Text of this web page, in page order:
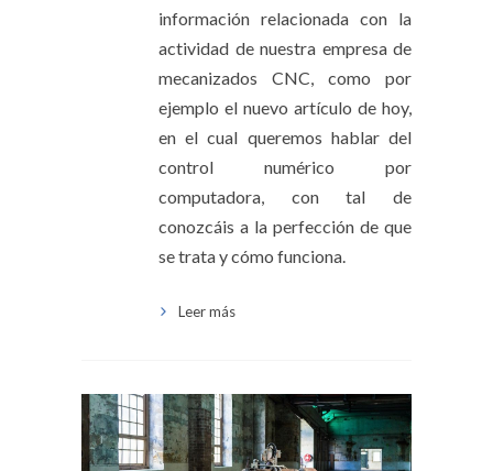
información relacionada con la
actividad de nuestra empresa de
mecanizados CNC, como por
ejemplo el nuevo artículo de hoy,
en el cual queremos hablar del
control numérico por
computadora, con tal de
conozcáis a la perfección de que
se trata y cómo funciona.
Leer más